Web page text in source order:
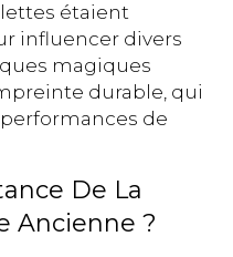
étaient
influencer divers
magiques
durable, qui
de
De La
Ancienne ?